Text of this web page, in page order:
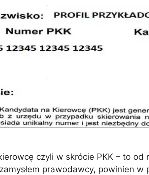
czyli w skrócie PKK – to
prawodawcy, powinien